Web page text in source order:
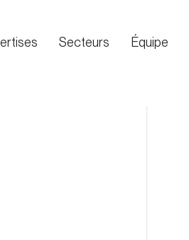
Secteurs Équipe